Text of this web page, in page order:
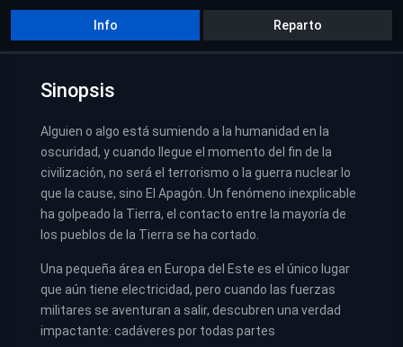
Info Reparto
Sinopsis
Alguien o algo está sumiendo a la humanidad en la
oscuridad, y cuando llegue el momento del fin de la
civilización, no será el terrorismo o la guerra nuclear lo
que la cause, sino El Apagón. Un fenómeno inexplicable
ha golpeado la Tierra, el contacto entre la mayoría de
los pueblos de la Tierra se ha cortado.
Una pequeña área en Europa del Este es el único lugar
que aún tiene electricidad, pero cuando las fuerzas
militares se aventuran a salir, descubren una verdad
impactante: cadáveres por todas partes